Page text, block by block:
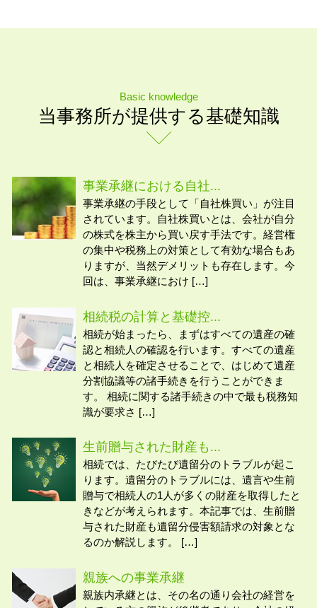
Basic knowledge
当事務所が提供する基礎知識
事業承継における自社...
事業承継の手段として「自社株買い」が注目
されています。自社株買いとは、会社が自分
の株式を株主から買い戻す手法です。経営権
の集中や税務上の対策として有効な場合もあ
りますが、当然デメリットも存在します。今
回は、事業承継におけ […]
相続税の計算と基礎控...
相続が始まったら、まずはすべての遺産の確
認と相続人の確認を行います。すべての遺産
と相続人を確定させることで、はじめて遺産
分割協議等の諸手続きを行うことができま
す。 相続に関する諸手続きの中で最も税務知
識が要求さ […]
生前贈与された財産も...
相続では、たびたび遺留分のトラブルが起こ
ります。遺留分のトラブルには、遺言や生前
贈与で相続人の1人が多くの財産を取得したと
きなどが考えられます。本記事では、生前贈
与された財産も遺留分侵害額請求の対象とな
るのか解説します。 […]
親族への事業承継
親族内承継とは、その名の通り会社の経営を